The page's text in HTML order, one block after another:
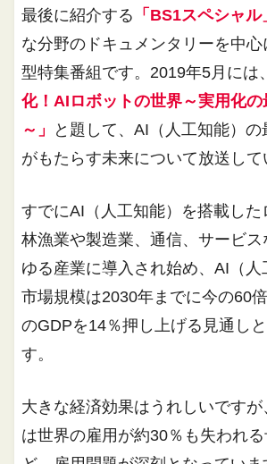
最後に紹介する 「BS1スペシャル
な分野のドキュメンタリーを中
型特集番組です。2019年5月には、
化！AIロボットの世界～実用化
～」
と題して、AI（人工知能）
がもたらす未来について放送して
すでにAI（人工知能）を搭載した
林漁業や製造業、通信、サービス
ゆる産業に導入され始め、AI（
市場規模は2030年までに今の60
のGDPを14％押し上げる見通し
す。
大きな経済効果はうれしいです
は世界の雇用が約30％も失われ